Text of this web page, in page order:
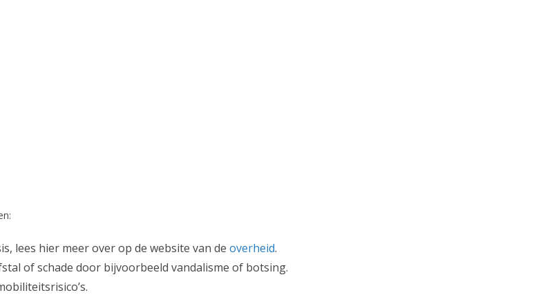
lees hier meer over op de website van de overheid.
of schade door bijvoorbeeld vandalisme of botsing.